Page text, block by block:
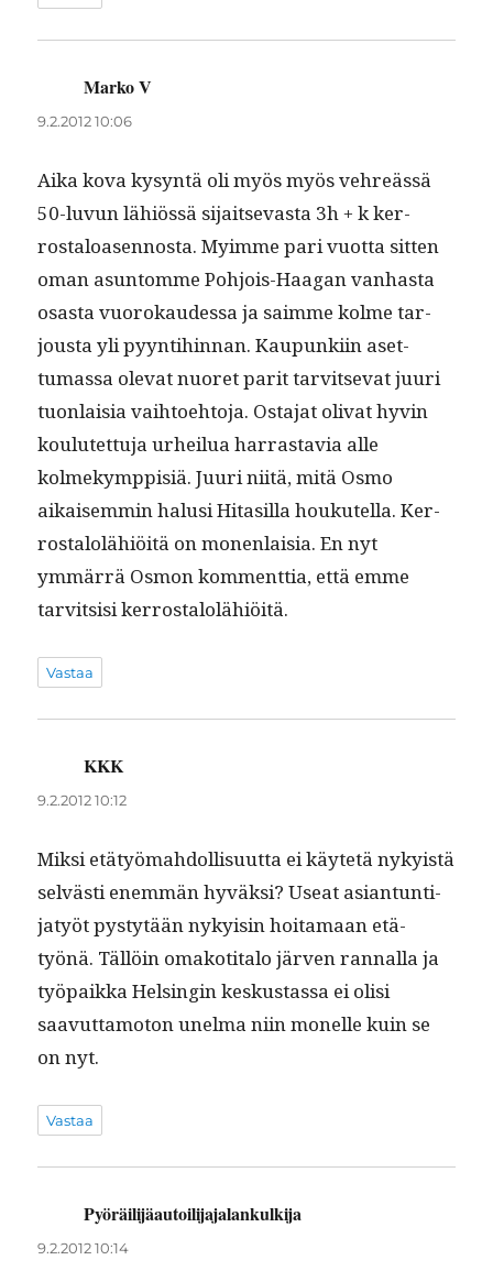
Marko V
9.2.2012 10:06
Aika kova kysyn­tä oli myös myös vehreässä
50-luvun lähiössä sijait­sev­as­ta 3h + k ker­
rostaloasen­nos­ta. Myimme pari vuot­ta sit­ten
oman asun­tomme Pohjois-Haa­gan van­has­ta
osas­ta vuorokaudessa ja saimme kolme tar­
jous­ta yli pyyn­ti­hin­nan. Kaupunki­in aset­
tumas­sa ole­vat nuoret par­it tarvit­se­vat juuri
tuon­laisia vai­h­toe­hto­ja. Osta­jat oli­vat hyvin
koulutet­tu­ja urheilua har­ras­tavia alle
kolmekymp­pisiä. Juuri niitä, mitä Osmo
aikaisem­min halusi Hitasil­la houkutel­la. Ker­
rostalolähiöitä on mon­en­laisia. En nyt
ymmär­rä Osmon kom­ment­tia, että emme
tarvit­sisi kerrostalolähiöitä.
Vastaa
KKKsanoo:
9.2.2012 10:12
Mik­si etä­työmah­dol­lisu­ut­ta ei käytetä nyky­istä
selvästi enem­män hyväk­si? Use­at asiantun­ti­
jatyöt pystytään nyky­isin hoita­maan etä­
työnä. Täl­löin omakoti­ta­lo jär­ven ran­nal­la ja
työ­paik­ka Helsin­gin keskus­tas­sa ei olisi
saavut­ta­mo­ton unel­ma niin mon­elle kuin se
on nyt.
Vastaa
Pyöräilijäautoilijajalankulkija
9.2.2012 10:14